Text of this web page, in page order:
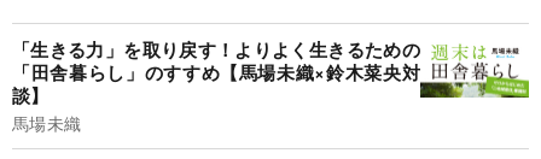
「生きる力」を取り戻す！よりよく生きるための
「田舎暮らし」のすすめ【馬場未織×鈴木菜央対
談】
馬場未織